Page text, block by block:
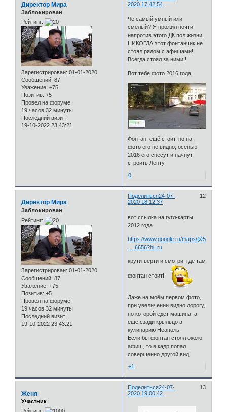
2020 17:42:54
Директор Мира
Заблокирован
Рейтинг:
Зарегистрирован: 01-01-2020
Сообщений: 87
Уважение: +75
Позитив: +5
Провел на форуме:
19 часов 32 минуты
Последний визит:
19-10-2022 23:43:21
Чё самый умный или
смелый? Я прожил почти
напротив этого ДК пол жизни.
НИКОГДА этот фонтанчик не
стоял рядом с афишами!!
Всегда стоял за ними!!
Вот тебе фото 2016 года.
Фонтан, ещё стоит, но на
фото его не видно, осенью
2016 его снесут и начнут
строить Ленту
0
Поделиться 12
24-07-
2020 18:12:37
Директор Мира
Заблокирован
Рейтинг:
Зарегистрирован: 01-01-2020
Сообщений: 87
Уважение: +75
Позитив: +5
Провел на форуме:
19 часов 32 минуты
Последний визит:
19-10-2022 23:43:21
вот ссылка на гугл-карты
2012 года
https://www.google.ru/maps/
… 6656?hl=ru
крути-верти и смотри, где там
фонтан стоит!
Даже на моём первом фото,
при увеличении видно дорогу,
по которой едет машина, а
ещё сзади крыльцо в
кулинарию Неаполь.
Если бы фонтан стоял около
афиш, то в кадр попал
совершенно другой вид!
+1
Поделиться 13
24-07-
2020 19:00:42
Женя
Участник